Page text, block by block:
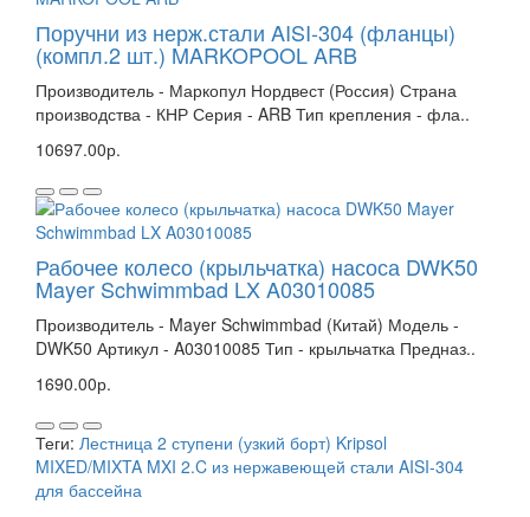
Поручни из нерж.стали AISI-304 (фланцы)
(компл.2 шт.) MARKOPOOL ARB
Производитель - Маркопул Нордвест (Россия) Страна
производства - КНР Серия - ARB Тип крепления - фла..
10697.00р.
Рабочее колесо (крыльчатка) насоса DWK50
Mayer Schwimmbad LX A03010085
Производитель - Mayer Schwimmbad (Китай) Модель -
DWK50 Артикул - A03010085 Тип - крыльчатка Предназ..
1690.00р.
Теги: Лестница 2 ступени (узкий борт) Kripsol
MIXED/MIXTA MXI 2.C из нержавеющей стали AISI-304
для бассейна